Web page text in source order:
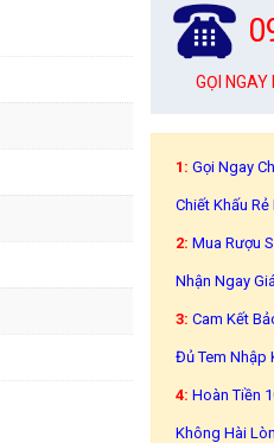
GỌI NGAY
1:Gọi Ngay
Chiết Khấu
2:Mua Rượu
Nhận Ngay
3: Cam Kết
Đủ Tem Nhập
4:Hoàn Tiền
Không Hài